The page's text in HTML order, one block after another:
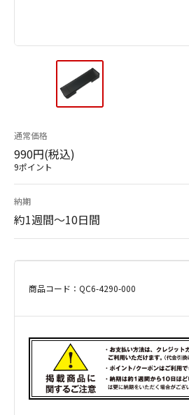
通常価格
990円(税込)
9ポイント
納期
約1週間～10日間
商品コード：QC6-4290-000